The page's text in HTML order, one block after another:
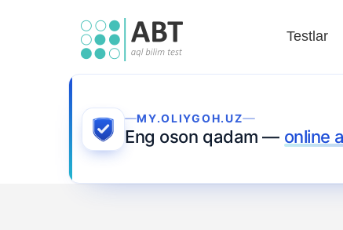
Testlar
MY.OLIYGOH.UZ
Eng oson qadam — online